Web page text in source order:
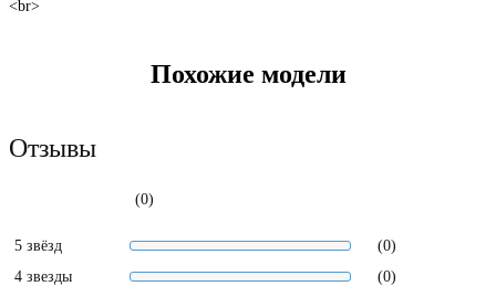
<br>
Похожие модели
Отзывы
(0)
5 звёзд
(0)
4 звезды
(0)